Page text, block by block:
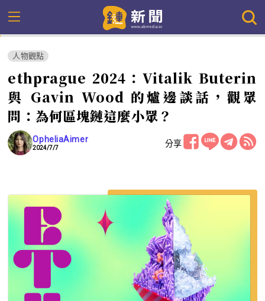
人物觀點
ethprague 2024：Vitalik Buterin
與 Gavin Wood 的爐邊談話，觀眾
問：為何區塊鏈這麼小眾？
OpheliaAimer
2024/7/7 分享